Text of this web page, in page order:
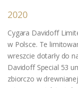
2020
Cygara Davidoff
w Polsce. Te
wreszcie dotarły do
Davidoff Special 53
zbiorczo w